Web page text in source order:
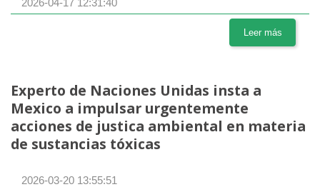
Leer más
Experto de Naciones Unidas insta a
Mexico a impulsar urgentemente
acciones de justica ambiental en materia
de sustancias tóxicas
2026-03-20 13:55:51